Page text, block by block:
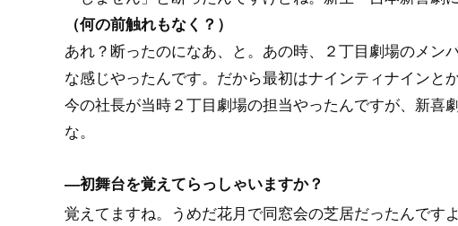
（何の前触れもなく？）
あれ？断ったのになあ、と。あの時、２丁目劇場のメ
な感じやったんです。だから最初はナインティナインと
今の社長が当時２丁目劇場の担当やったんですが、新
な。
―初舞台を覚えてらっしゃいますか？
覚えてますね。うめだ花月で同窓会の芝居だったんで